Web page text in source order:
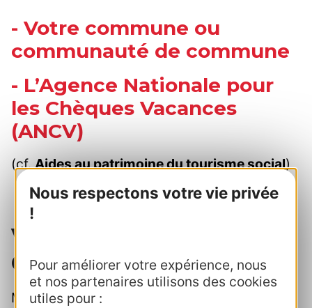
Nous respectons votre vie privée
!
Pour améliorer votre expérience, nous
et nos partenaires utilisons des cookies
utiles pour :
- Votre commune ou
communauté de commune
- L’Agence Nationale pour
les Chèques Vacances
(ANCV)
(cf.Aides au patrimoine du tourisme social)
Votre contact au CRTL
Occitanie
Marion Saint-Martin -